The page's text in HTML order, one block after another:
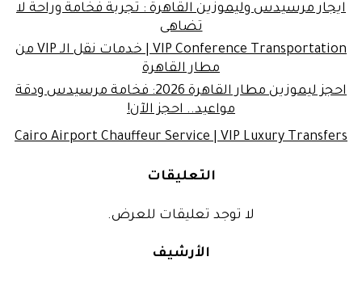
ايجار مرسيدس وليموزين القاهرة : تجربة فخامة وراحة لا
تضاهى
VIP Conference Transportation | خدمات نقل الـ VIP من
مطار القاهرة
احجز ليموزين مطار القاهرة 2026: فخامة مرسيدس ودقة
مواعيد.. احجز الآن!
Cairo Airport Chauffeur Service | VIP Luxury Transfers
التعليقات
لا توجد تعليقات للعرض.
الأرشيف